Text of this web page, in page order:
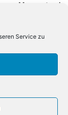
Service zu
Messe stand
Gates 1995 auf
Ausbau